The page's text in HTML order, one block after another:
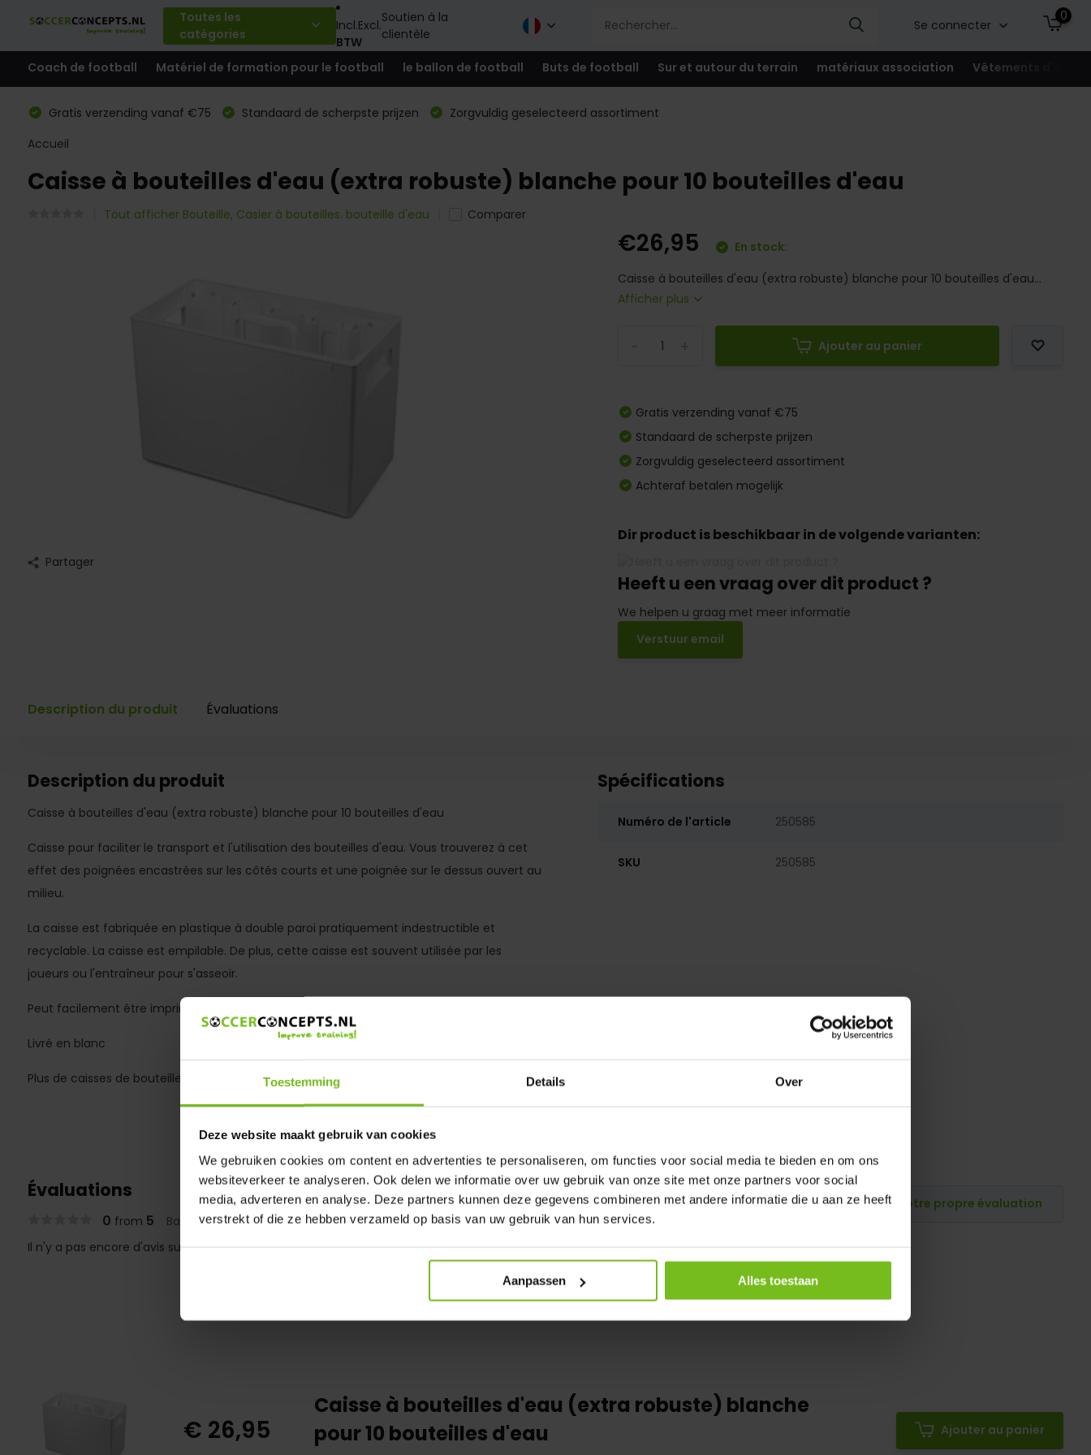
Toestemming Details Over
Deze website maakt gebruik van cookies
We gebruiken cookies om content en advertenties te personaliseren, om functies voor social media te bieden en om ons
websiteverkeer te analyseren. Ook delen we informatie over uw gebruik van onze site met onze partners voor social
media, adverteren en analyse. Deze partners kunnen deze gegevens combineren met andere informatie die u aan ze heeft
verstrekt of die ze hebben verzameld op basis van uw gebruik van hun services.
Aanpassen Alles toestaan
Toutes les
catégories
Incl.Excl.
BTW
Soutien à la
clientèle
Se connecter
0
Coach de football Matériel de formation pour le football le ballon de football Buts de football Sur et autour du terrain matériaux association Vêtements
Gratis verzending vanaf €75 Standaard de scherpste prijzen
Zorgvuldig geselecteerd assortiment
Accueil
Caisse à bouteilles d'eau (extra robuste) blanche pour 10 bouteilles d'eau
Tout afficher Bouteille, Casier à bouteilles. bouteille d'eau Comparer
Partager
€26,95
En stock:
Caisse à bouteilles d'eau (extra robuste) blanche pour 10 bouteilles d'eau...
Afficher plus
Ajouter au panier
Gratis verzending vanaf €75
Standaard de scherpste prijzen
Zorgvuldig geselecteerd assortiment
Achteraf betalen mogelijk
Dir product is beschikbaar in de volgende varianten:
Heeft u een vraag over dit product ?
We helpen u graag met meer informatie
Verstuur email
Description du produit Évaluations
Description du produit
Caisse à bouteilles d'eau (extra robuste) blanche pour 10 bouteilles d'eau
Caisse pour faciliter le transport et l'utilisation des bouteilles d'eau. Vous trouverez à cet
effet des poignées encastrées sur les côtés courts et une poignée sur le dessus ouvert au
milieu.
La caisse est fabriquée en plastique à double paroi pratiquement indestructible et
recyclable. La caisse est empilable. De plus, cette caisse est souvent utilisée par les
joueurs ou l'entraîneur pour s'asseoir.
Peut facilement être imprimé sur les côtés longs
Livré en blanc
Plus de caisses de bouteilles d'eau
Spécifications
Numéro de l'article 250585
SKU 250585
Évaluations
0 from 5 Based on 0 reviews
Publiez votre propre évaluation
Il n'y a pas encore d'avis sur ce produit..
€ 26,95
Caisse à bouteilles d'eau (extra robuste) blanche
pour 10 bouteilles d'eau
Ajouter au panier